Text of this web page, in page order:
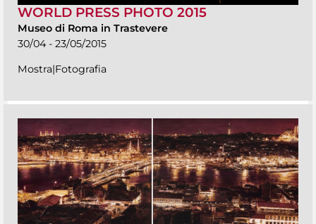
WORLD PRESS PHOTO 2015
Museo di Roma in Trastevere
30/04 - 23/05/2015
Mostra|Fotografia